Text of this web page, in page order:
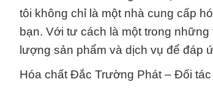
tôi không chỉ là một nhà cung cấp
bạn. Với tư cách là một trong
lượng sản phẩm và dịch vụ để đáp
Hóa chất Đắc Trường Phát – Đối